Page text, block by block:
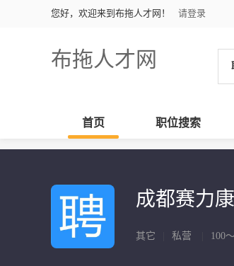
您好，欢迎来到布拖人才网！ 请登录
布拖人才网
首页 职位搜索
成都赛力
其它 私营 100